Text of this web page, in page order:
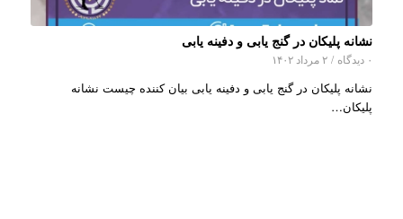
نشانه پلیکان در گنج یابی و دفینه یابی
۰ دیدگاه / ۲ مرداد ۱۴۰۲
نشانه پلیکان در گنج یابی و دفینه یابی بیان کننده چیست نشانه
پلیکان…